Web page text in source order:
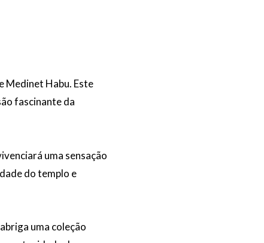
Medinet Habu. Este
fascinante da
uma sensação
do templo e
uma coleção